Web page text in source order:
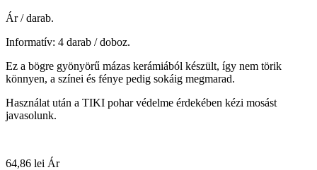
Ár / darab.
Informatív: 4 darab / doboz.
Ez a bögre gyönyörű mázas kerámiából készült, így nem törik
könnyen, a színei és fénye pedig sokáig megmarad.
Használat után a TIKI pohar védelme érdekében kézi mosást
javasolunk.
64,86 lei Ár